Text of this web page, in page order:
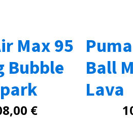
Max 95
Bubble
€
Ball
Lava